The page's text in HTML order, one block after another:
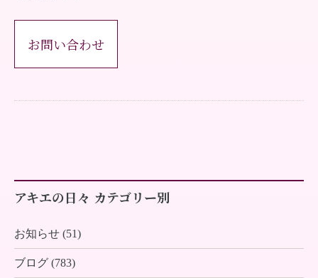
お問い合わせ
アキエの日々 カテゴリー別
お知らせ (51)
ブログ (783)